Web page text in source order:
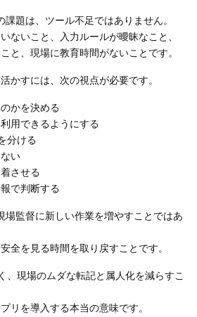
題は、ツール不足ではありません。
ないこと、入力ルールが曖昧なこと、
と、現場に教育時間がないことです。
かすには、次の視点が必要です。
かを決める
用できるようにする
分ける
い
させる
で判断する
場監督に新しい作業を増やすことではあ
全を見る時間を取り戻すことです。
、現場のムダな転記と属人化を減らすこ
リを導入する本当の意味です。